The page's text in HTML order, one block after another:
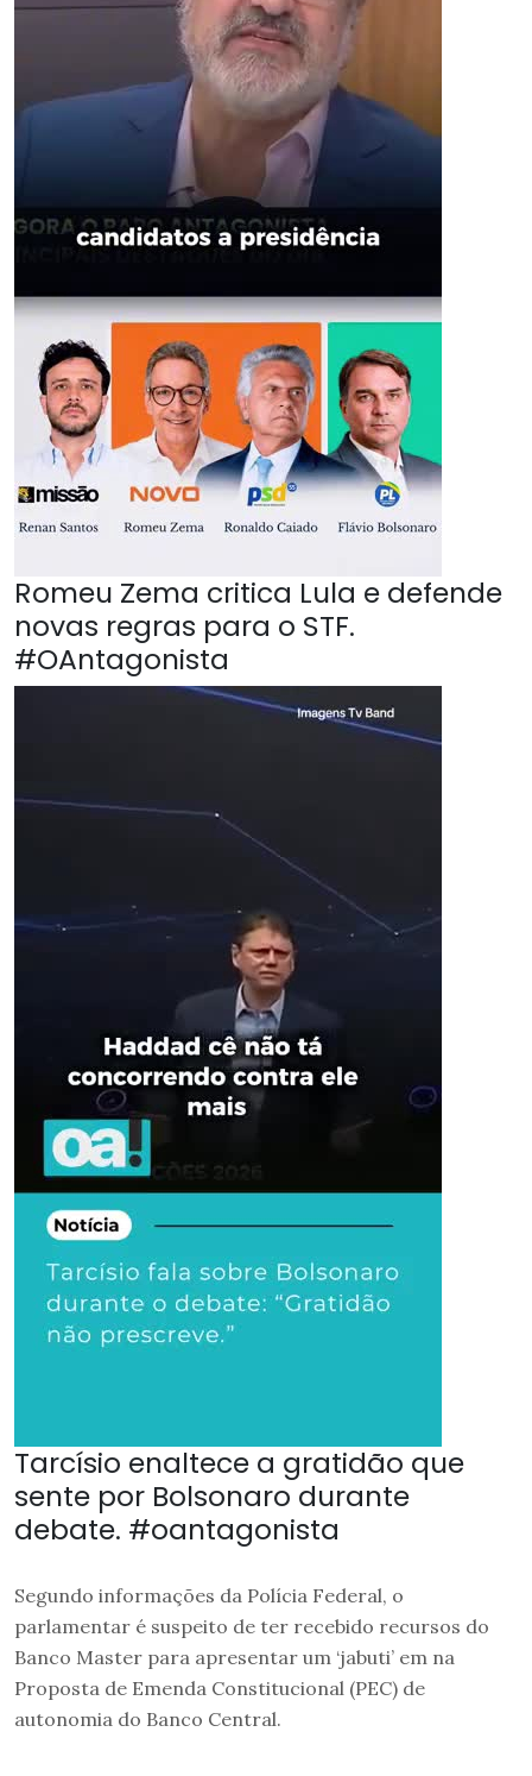
Romeu Zema critica Lula e defende
novas regras para o STF.
#OAntagonista
Tarcísio enaltece a gratidão que
sente por Bolsonaro durante
debate. #oantagonista
Segundo informações da Polícia Federal, o
parlamentar é suspeito de ter recebido recursos do
Banco Master para apresentar um ‘jabuti’ em na
Proposta de Emenda Constitucional (PEC) de
autonomia do Banco Central.